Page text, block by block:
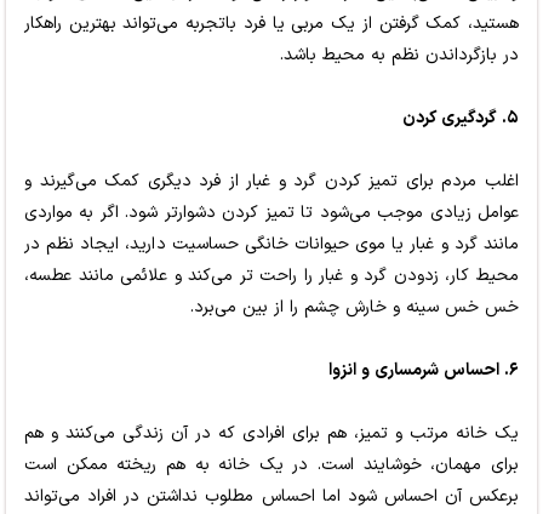
هستید، کمک گرفتن از یک مربی یا فرد باتجربه می‌تواند بهترین راهکار
در بازگرداندن نظم به محیط باشد.
۵. گردگیری کردن
اغلب مردم برای تمیز کردن گرد و غبار از فرد دیگری کمک می‌گیرند و
عوامل زیادی موجب می‌شود تا تمیز کردن دشوارتر شود. اگر به مواردی
مانند گرد و غبار یا موی حیوانات خانگی حساسیت دارید، ایجاد نظم در
محیط کار، زدودن گرد و غبار را راحت تر می‌کند و علائمی مانند عطسه،
خس خس سینه و خارش چشم را از بین می‌برد.
۶. احساس شرمساری و انزوا
یک خانه مرتب و تمیز، هم برای افرادی که در آن زندگی می‌کنند و هم
برای مهمان، خوشایند است. در یک خانه به هم ریخته ممکن است
برعکس آن احساس شود اما احساس مطلوب نداشتن در افراد می‌تواند